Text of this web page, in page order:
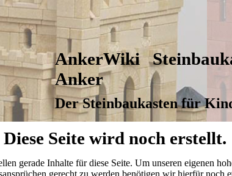
AnkerWiki
Anker
Der Steinbaukasten für
Diese Seite wird noch erstellt.
gerade Inhalte für diese Seite. Um unseren eigenen
gerecht zu werden benötigen wir hierfür noch